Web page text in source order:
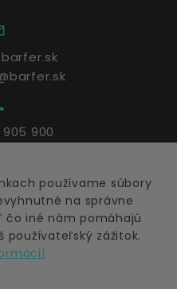
905 900
– 17:00používame súbory
na správne
čo iné nám pomáhajú
používateľský zážitok.